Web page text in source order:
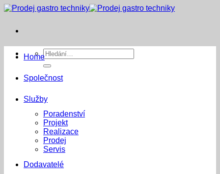
Přeskočit
Hledat:
Home
Společnost
Služby
Poradenství
Projekt
Realizace
Prodej
Servis
Dodavatelé